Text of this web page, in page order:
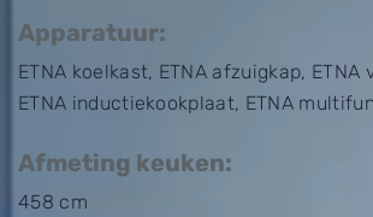
Apparatuur:
ETNA koelkast, ETNA afzuigkap, ETNA
ETNA inductiekookplaat, ETNA
Afmeting keuken:
458 cm